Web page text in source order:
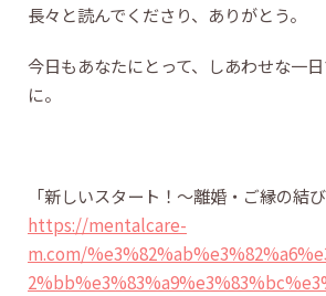
長々と読んでくださり、ありがとう。
今日もあなたにとって、しあわせな一
に。
「新しいスタート！～離婚・ご縁の結び
https://mentalcare-
m.com/